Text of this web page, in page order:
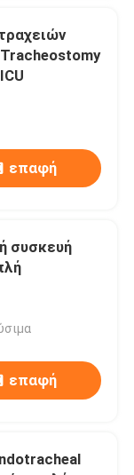
επαφή
συσκευή
επαφή